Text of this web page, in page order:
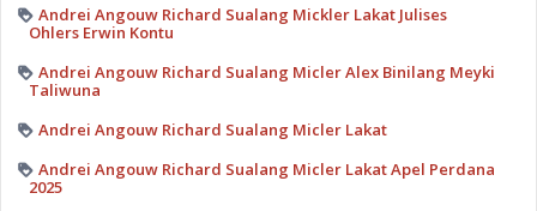
Andrei Angouw Richard Sualang Mickler Lakat Julises
Ohlers Erwin Kontu
Andrei Angouw Richard Sualang Micler Alex Binilang Meyki
Taliwuna
Andrei Angouw Richard Sualang Micler Lakat
Andrei Angouw Richard Sualang Micler Lakat Apel Perdana
2025